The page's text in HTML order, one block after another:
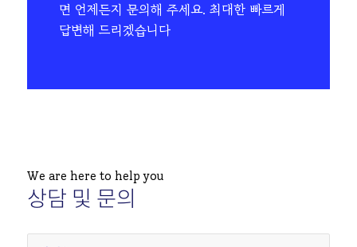
면 언제든지 문의해 주세요. 최대한 빠르게
답변해 드리겠습니다
We are here to help you
상담 및 문의